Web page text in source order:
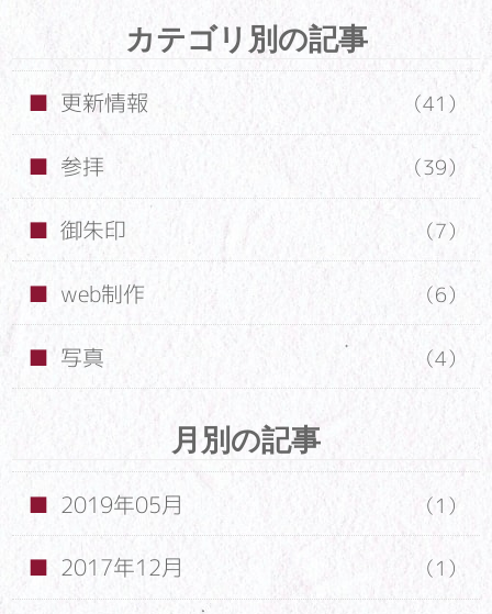
カテゴリ別の記事
更新情報 （41）
参拝 （39）
御朱印 （7）
web制作 （6）
写真 （4）
月別の記事
2019年05月 （1）
2017年12月 （1）